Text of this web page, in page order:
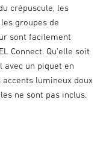
crépuscule, les
groupes de
sont facilement
Connect. Qu'elle soit
avec un piquet en
lumineux doux
ne sont pas inclus.